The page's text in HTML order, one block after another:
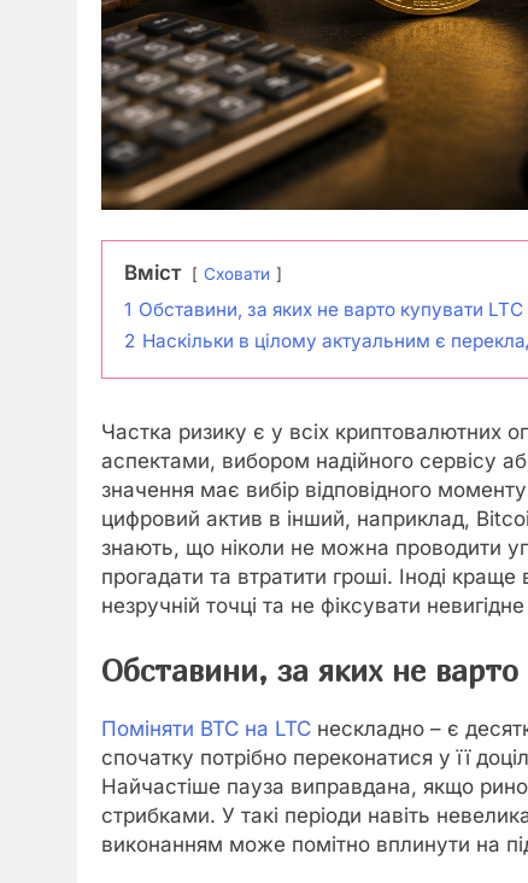
Вміст Сховати
1 Обставини, за яких не варто купувати LTC
2 Наскільки в цілому актуальним є
Частка ризику є у всіх криптовалютних
аспектами, вибором надійного сервісу
значення має вибір відповідного
цифровий актив в інший, наприклад,
знають, що ніколи не можна проводити
прогадати та втратити гроші. Іноді
незручній точці та не фіксувати
Обставини, за яких не
Поміняти BTC на LTC нескладно – є
спочатку потрібно переконатися у її
Найчастіше пауза виправдана, якщо
стрибками. У такі періоди навіть
виконанням може помітно вплинути на